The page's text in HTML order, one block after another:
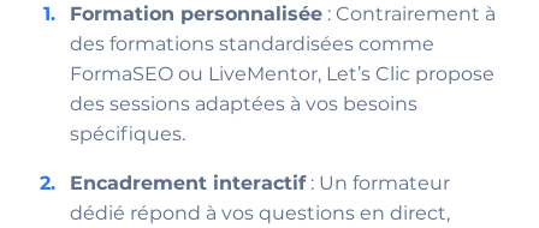
Formation personnalisée : Contrairement à
des formations standardisées comme
FormaSEO ou LiveMentor, Let’s Clic propose
des sessions adaptées à vos besoins
spécifiques.
Encadrement interactif: Un formateur
dédié répond à vos questions en direct,